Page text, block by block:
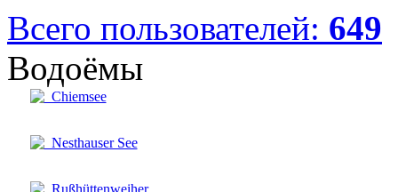
Всего пользователей: 649
Водоёмы
Chiemsee
Nesthauser See
Rußhüttenweiher